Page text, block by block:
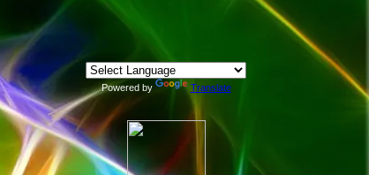
Powered by Translate